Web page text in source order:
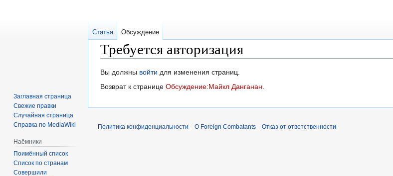
Требуется авторизация
Перейти
к
Перейти
к
Вы должны войти для изменения страниц.
Возврат к странице Обсуждение:Майкл Данганан.
Статья Обсуждение
Заглавная страница
Свежие правки
Случайная страница
Справка по MediaWiki
Наёмники
Поимённый список
Список по странам
Совершили
Политика конфиденциальности О Foreign Combatants Отказ от ответственности